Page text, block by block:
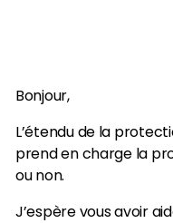
Bonjour,
L’étendu de la
prend en charge la
ou non.
J’espère vous avoir